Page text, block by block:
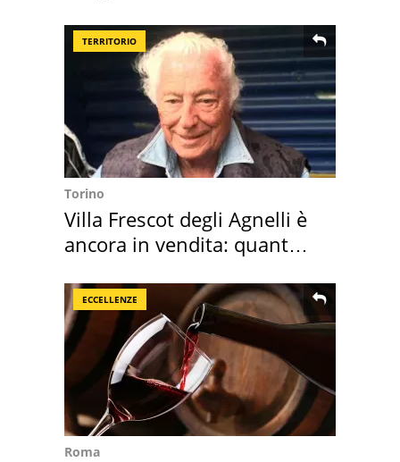
TERRITORIO
Torino
Villa Frescot degli Agnelli è
ancora in vendita: quanto
ECCELLENZE
Roma